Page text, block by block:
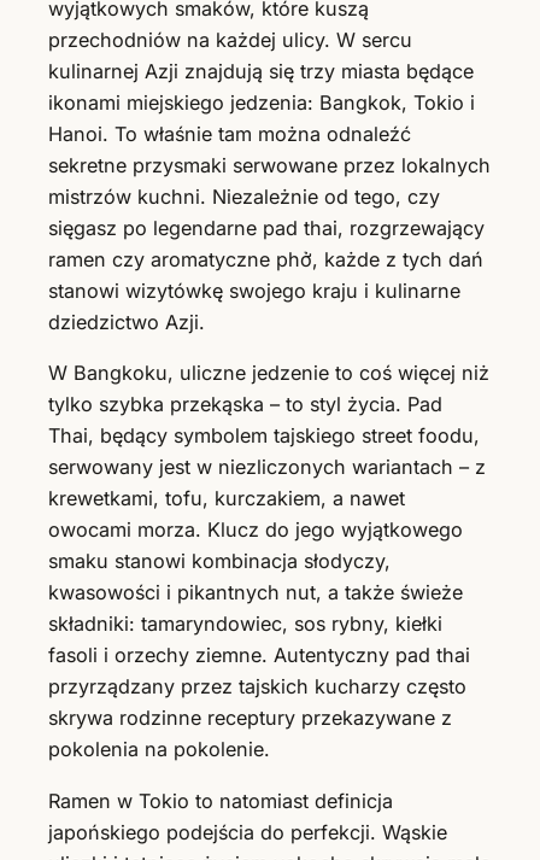
wyjątkowych smaków, które kuszą
przechodniów na każdej ulicy. W sercu
kulinarnej Azji znajdują się trzy miasta będące
ikonami miejskiego jedzenia: Bangkok, Tokio i
Hanoi. To właśnie tam można odnaleźć
sekretne przysmaki serwowane przez lokalnych
mistrzów kuchni. Niezależnie od tego, czy
sięgasz po legendarne pad thai, rozgrzewający
ramen czy aromatyczne phở, każde z tych dań
stanowi wizytówkę swojego kraju i kulinarne
dziedzictwo Azji.
W Bangkoku, uliczne jedzenie to coś więcej niż
tylko szybka przekąska – to styl życia. Pad
Thai, będący symbolem tajskiego street foodu,
serwowany jest w niezliczonych wariantach – z
krewetkami, tofu, kurczakiem, a nawet
owocami morza. Klucz do jego wyjątkowego
smaku stanowi kombinacja słodyczy,
kwasowości i pikantnych nut, a także świeże
składniki: tamaryndowiec, sos rybny, kiełki
fasoli i orzechy ziemne. Autentyczny pad thai
przyrządzany przez tajskich kucharzy często
skrywa rodzinne receptury przekazywane z
pokolenia na pokolenie.
Ramen w Tokio to natomiast definicja
japońskiego podejścia do perfekcji. Wąskie